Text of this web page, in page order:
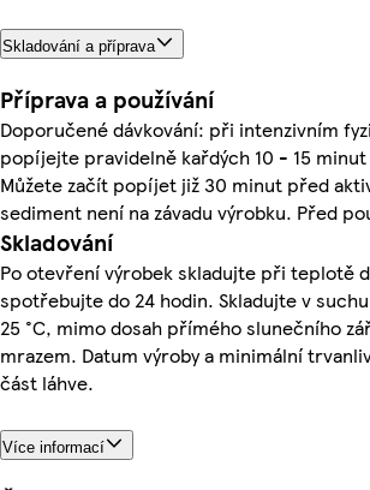
Skladování a příprava
Příprava a používání
Doporučené dávkování: při intenzivním
popíjejte pravidelně kařdých 10 - 15
Můžete začít popíjet již 30 minut před
sediment není na závadu výrobku. Před
Skladování
Po otevření výrobek skladujte při teplotě
spotřebujte do 24 hodin. Skladujte v
25 °C, mimo dosah přímého slunečního
mrazem. Datum výroby a minimální
část láhve.
Více informací